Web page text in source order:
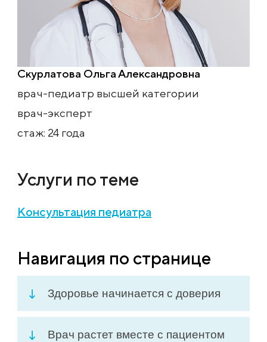
Скурлатова Ольга Александровна
врач-педиатр высшей категории
врач-эксперт
стаж: 24 года
Услуги по теме
Консультация педиатра
Навигация по странице
Здоровье начинается с доверия
Врач растет вместе с пациентом